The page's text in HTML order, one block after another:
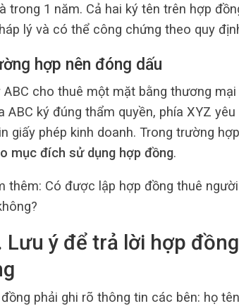
trong 1 năm. Cả hai ký tên trên hợp
lý và có thể công chứng theo quy
hợp nên đóng dấu
ABC cho thuê một mặt bằng thương
ABC ký đúng thẩm quyền, phía XYZ
giấy phép kinh doanh. Trong trường
mục đích sử dụng hợp đồng.
thêm: Có được lập hợp đồng thuê
Lưu ý để trả lời hợp
phải ghi rõ thông tin các bên: họ